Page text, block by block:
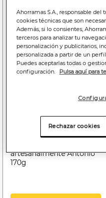
15,24€/kg.peso esc
Corazón de Berenjena de
artesanalmente Antonio
170g
Ahorramas S.A., responsable
cookies técnicas que son
Además, si lo consientes,
terceros para analizar tu
personalización y publicitarios,
personalizada a partir de un
Puedes aceptarlas todas o
configuración.
Pulsa aquí para
Rechazar cookies